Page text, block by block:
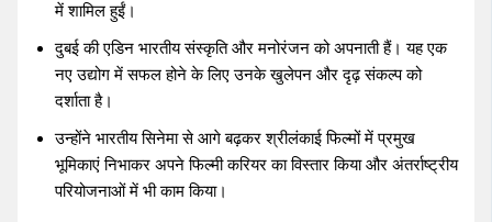
में शामिल हुईं।
दुबई की एडिन भारतीय संस्कृति और मनोरंजन को अपनाती हैं। यह एक
नए उद्योग में सफल होने के लिए उनके खुलेपन और दृढ़ संकल्प को
दर्शाता है।
उन्होंने भारतीय सिनेमा से आगे बढ़कर श्रीलंकाई फिल्मों में प्रमुख
भूमिकाएं निभाकर अपने फिल्मी करियर का विस्तार किया और अंतर्राष्ट्रीय
परियोजनाओं में भी काम किया।